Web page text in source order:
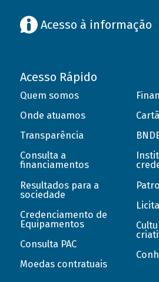
Acesso à informação
Acesso Rápido
Quem somos
Onde atuamos
Transparência
Consulta a
financiamentos
Resultados para a
sociedade
Credenciamento de
Equipamentos
Consulta PAC
Moedas contratuais